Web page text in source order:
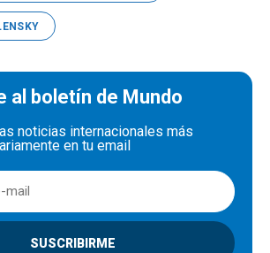
al boletín de Mundo
noticias internacionales más
en tu email
SUSCRIBIRME